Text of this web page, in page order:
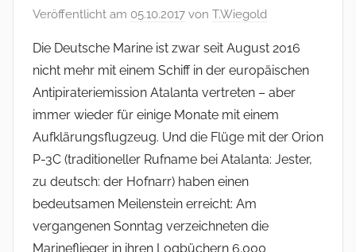
Veröffentlicht am 05.10.2017 von T.Wiegold
Die Deutsche Marine ist zwar seit August 2016
nicht mehr mit einem Schiff in der europäischen
Antipirateriemission Atalanta vertreten – aber
immer wieder für einige Monate mit einem
Aufklärungsflugzeug. Und die Flüge mit der Orion
P-3C (traditioneller Rufname bei Atalanta: Jester,
zu deutsch: der Hofnarr) haben einen
bedeutsamen Meilenstein erreicht: Am
vergangenen Sonntag verzeichneten die
Marineflieger in ihren Logbüchern 6.000